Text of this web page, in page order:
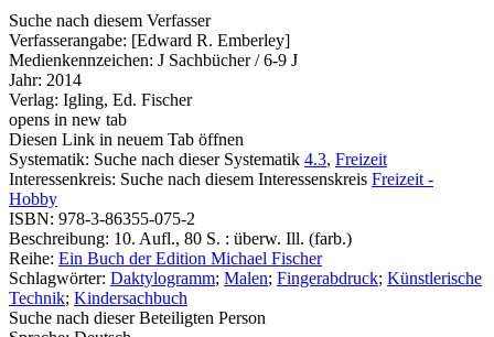
Suche nach diesem Verfasser
Verfasserangabe: [Edward R. Emberley]
Medienkennzeichen: J Sachbücher / 6-9 J
Jahr: 2014
Verlag: Igling, Ed. Fischer
opens in new tab
Diesen Link in neuem Tab öffnen
Systematik: Suche nach dieser Systematik 4.3, Freizeit
Interessenkreis: Suche nach diesem Interessenskreis Freizeit -
Hobby
ISBN: 978-3-86355-075-2
Beschreibung: 10. Aufl., 80 S. : überw. Ill. (farb.)
Reihe: Ein Buch der Edition Michael Fischer
Schlagwörter: Daktylogramm; Malen; Fingerabdruck; Künstlerische
Technik; Kindersachbuch
Suche nach dieser Beteiligten Person